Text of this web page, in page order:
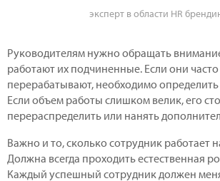
эксперт в области HR
Руководителям нужно обращать
работают их подчиненные. Если они
перерабатывают, необходимо
Если объем работы слишком велик, его
перераспределить или нанять
Важно и то, сколько сотрудник работает
Должна всегда проходить естественная
Каждый успешный сотрудник должен